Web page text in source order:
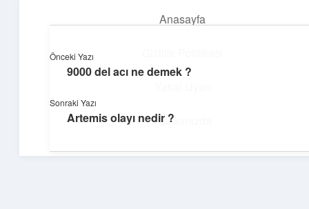
Anasayfa
Hakkımızda
Farklı bakış açılarıyla hayatı gör.
Önceki Yazı
9000 del acı ne demek ?
Sonraki Yazı
Artemis olayı nedir ?